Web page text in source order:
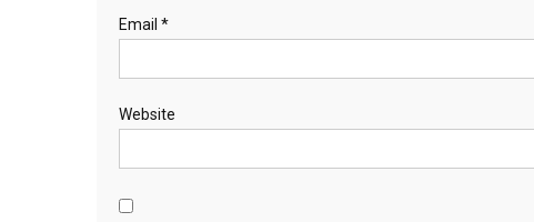
Email *
Website